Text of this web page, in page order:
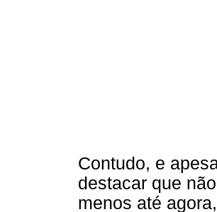
Contudo, e
destacar que
menos até